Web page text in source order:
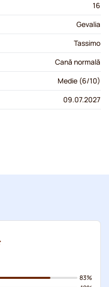
16
Gevalia
Tassimo
Cană normală
Medie (6/10)
09.07.2027
83%